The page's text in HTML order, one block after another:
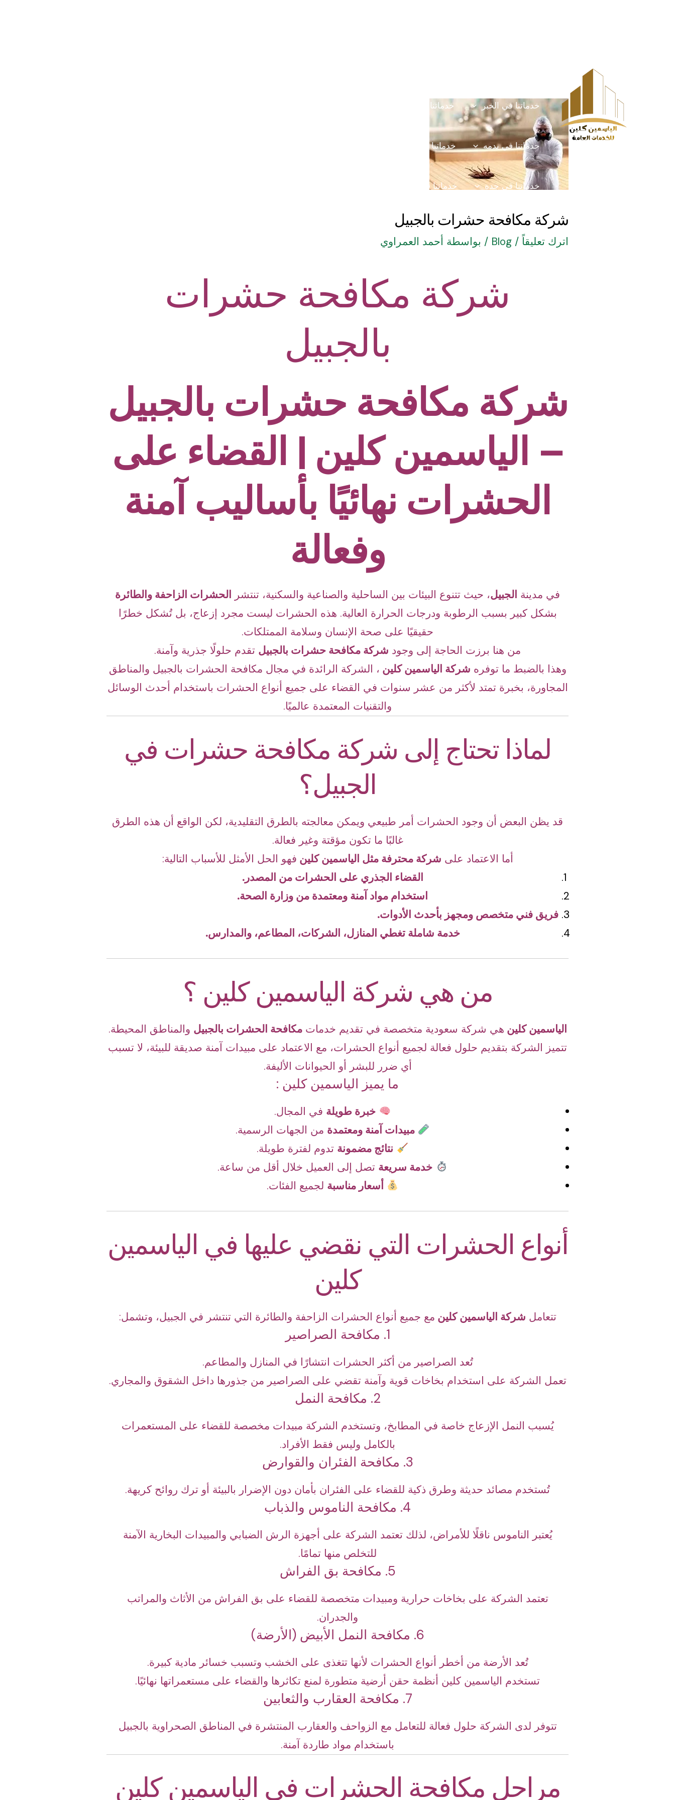
خدماتنا في الخبر خدماتنا في الجبيل
خدماتنا في يدمه خدماتنا في الباحة
خدماتنا في جدة خدماتنا في المدينة المنورة
شركة مكافحة حشرات بالجبيل
اترك تعليقاً /
Blog / بواسطة أحمد العمراوي
شركة مكافحة حشرات
بالجبيل
شركة مكافحة حشرات بالجبيل
– الياسمين كلين | القضاء على
الحشرات نهائيًا بأساليب آمنة
وفعالة
في مدينة الجبيل، حيث تتنوع البيئات بين الساحلية والصناعية والسكنية، تنتشر الحشرات الزاحفة والطائرة
بشكل كبير بسبب الرطوبة ودرجات الحرارة العالية. هذه الحشرات ليست مجرد إزعاج، بل تُشكل خطرًا
حقيقيًا على صحة الإنسان وسلامة الممتلكات.
من هنا برزت الحاجة إلى وجود شركة مكافحة حشرات بالجبيل تقدم حلولًا جذرية وآمنة.
وهذا بالضبط ما توفره شركة الياسمين كلين ، الشركة الرائدة في مجال مكافحة الحشرات بالجبيل والمناطق
المجاورة، بخبرة تمتد لأكثر من عشر سنوات في القضاء على جميع أنواع الحشرات باستخدام أحدث الوسائل
والتقنيات المعتمدة عالميًا.
لماذا تحتاج إلى شركة مكافحة حشرات في
الجبيل؟
قد يظن البعض أن وجود الحشرات أمر طبيعي ويمكن معالجته بالطرق التقليدية، لكن الواقع أن هذه الطرق
غالبًا ما تكون مؤقتة وغير فعالة.
أما الاعتماد على شركة محترفة مثل الياسمين كلين فهو الحل الأمثل للأسباب التالية:
القضاء الجذري على الحشرات من المصدر.
استخدام مواد آمنة ومعتمدة من وزارة الصحة.
فريق فني متخصص ومجهز بأحدث الأدوات.
خدمة شاملة تغطي المنازل، الشركات، المطاعم، والمدارس.
من هي شركة الياسمين كلين ؟
الياسمين كلين هي شركة سعودية متخصصة في تقديم خدماتمكافحة الحشرات بالجبيل والمناطق المحيطة.
تتميز الشركة بتقديم حلول فعالة لجميع أنواع الحشرات، مع الاعتماد على مبيدات آمنة صديقة للبيئة، لا تسبب
أي ضرر للبشر أو الحيوانات الأليفة.
ما يميز الياسمين كلين :
خبرة طويلة في المجال.
مبيدات آمنة ومعتمدة من الجهات الرسمية.
نتائج مضمونة تدوم لفترة طويلة.
خدمة سريعة تصل إلى العميل خلال أقل من ساعة.
أسعار مناسبة لجميع الفئات.
أنواع الحشرات التي نقضي عليها في الياسمين
كلين
تتعامل شركة الياسمين كلين مع جميع أنواع الحشرات الزاحفة والطائرة التي تنتشر في الجبيل، وتشمل:
1. مكافحة الصراصير
تُعد الصراصير من أكثر الحشرات انتشارًا في المنازل والمطاعم.
تعمل الشركة على استخدام بخاخات قوية وآمنة تقضي على الصراصير من جذورها داخل الشقوق والمجاري.
2. مكافحة النمل
يُسبب النمل الإزعاج خاصة في المطابخ، وتستخدم الشركة مبيدات مخصصة للقضاء على المستعمرات
بالكامل وليس فقط الأفراد.
3. مكافحة الفئران والقوارض
تُستخدم مصائد حديثة وطرق ذكية للقضاء على الفئران بأمان دون الإضرار بالبيئة أو ترك روائح كريهة.
4. مكافحة الناموس والذباب
يُعتبر الناموس ناقلًا للأمراض، لذلك تعتمد الشركة على أجهزة الرش الضبابي والمبيدات البخارية الآمنة
للتخلص منها تمامًا.
5. مكافحة بق الفراش
تعتمد الشركة على بخاخات حرارية ومبيدات متخصصة للقضاء على بق الفراش من الأثاث والمراتب
والجدران.
6. مكافحة النمل الأبيض (الأرضة)
تُعد الأرضة من أخطر أنواع الحشرات لأنها تتغذى على الخشب وتسبب خسائر مادية كبيرة.
تستخدم الياسمين كلين أنظمة حقن أرضية متطورة لمنع تكاثرها والقضاء على مستعمراتها نهائيًا.
7. مكافحة العقارب والثعابين
تتوفر لدى الشركة حلول فعالة للتعامل مع الزواحف والعقارب المنتشرة في المناطق الصحراوية بالجبيل
باستخدام مواد طاردة آمنة.
مراحل مكافحة الحشرات في الياسمين كلين